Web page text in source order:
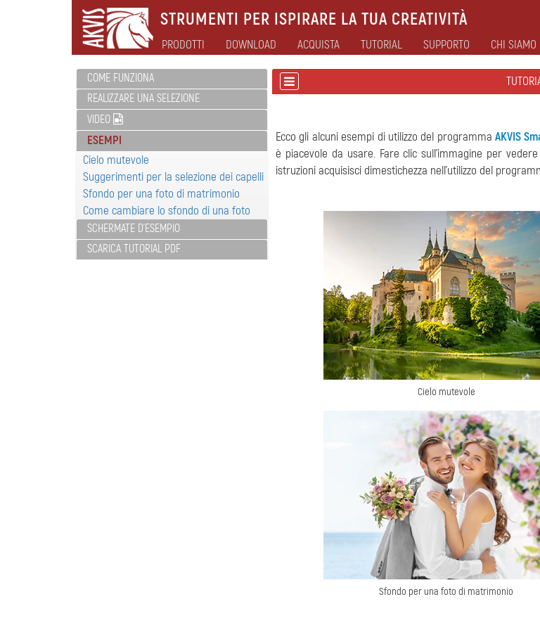
STRUMENTI PER ISPIRARE LA TUA CREATIVITÀ
PRODOTTI DOWNLOAD ACQUISTA TUTORIAL SUPPORTO CHI SIAMO
COME FUNZIONA
REALIZZARE UNA SELEZIONE
VIDEO
ESEMPI
Cielo mutevole
Suggerimenti per la selezione dei capelli
Sfondo per una foto di matrimonio
Come cambiare lo sfondo di una foto
SCHERMATE D'ESEMPIO
SCARICA TUTORIAL PDF
Ecco gli alcuni esempi di utilizzo del programmaAKVIS
è piacevole da usare. Fare clic sull'immagine per
istruzioni acquisisci dimestichezza nell'utilizzo del
Cielo mutevole
Sfondo per una foto di matrimonio